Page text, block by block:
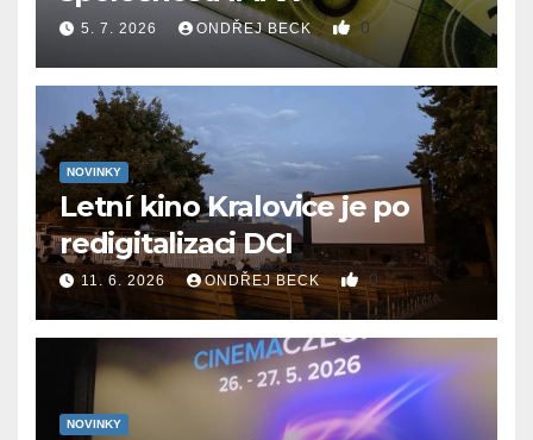
5. 7. 2026 ONDŘEJ BECK 0
NOVINKY
Letní kino Kralovice je po
redigitalizaci DCI
11. 6. 2026 ONDŘEJ BECK 0
NOVINKY